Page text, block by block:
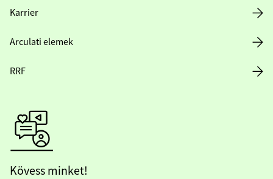
Karrier
Arculati elemek
RRF
Kövess minket!